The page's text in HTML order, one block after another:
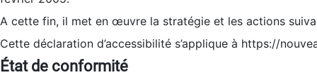
A cette fin, il met en œuvre la stratégie et les actions
Cette déclaration d’accessibilité s’applique à https://
État de conformité